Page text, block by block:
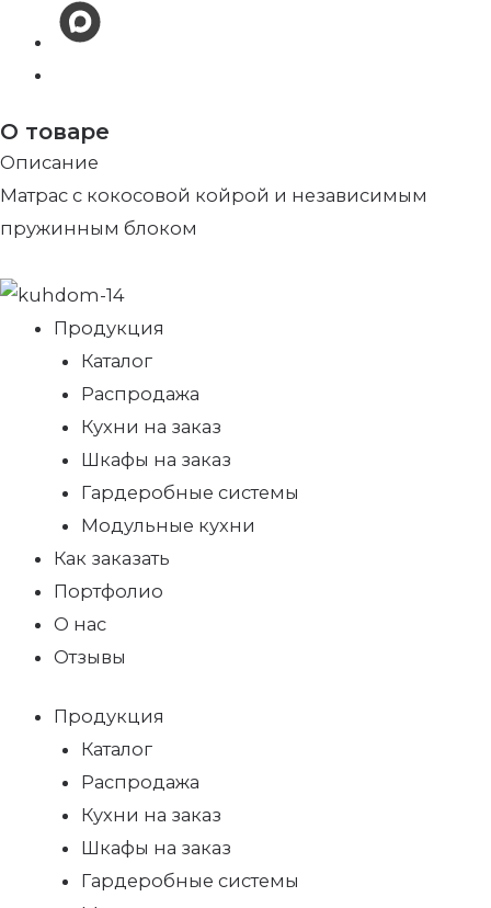
О товаре
Описание
Матрас с кокосовой койрой и независимым
пружинным блоком
Продукция
Каталог
Распродажа
Кухни на заказ
Шкафы на заказ
Гардеробные системы
Модульные кухни
Как заказать
Портфолио
О нас
Отзывы
Продукция
Каталог
Распродажа
Кухни на заказ
Шкафы на заказ
Гардеробные системы